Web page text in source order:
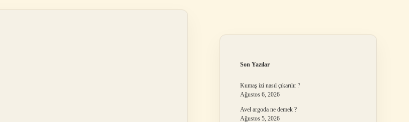
Son Yazılar
Kumaş izi nasıl çıkarılır ?
Ağustos 6, 2026
Avel argoda ne demek ?
Ağustos 5, 2026